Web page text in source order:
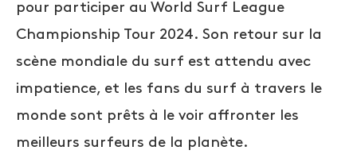
pour participer au World Surf League
Championship Tour 2024. Son retour sur la
scène mondiale du surf est attendu avec
impatience, et les fans du surf à travers le
monde sont prêts à le voir affronter les
meilleurs surfeurs de la planète.